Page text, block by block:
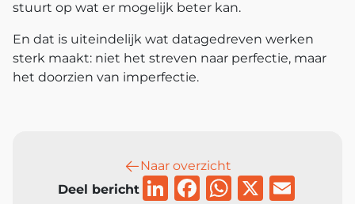
stuurt op wat er mogelijk beter kan.
En dat is uiteindelijk wat datagedreven werken
sterk maakt: niet het streven naar perfectie, maar
het doorzien van imperfectie.
Naar overzicht
Deel bericht
LinkedIn
Facebook
X